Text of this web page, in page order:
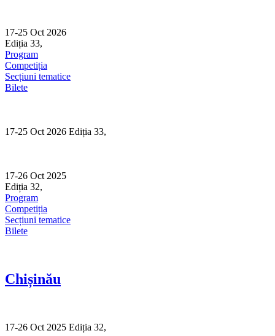
content
17-25 Oct 2026
Ediția 33,
Program
Competiția
Secțiuni tematice
Bilete
17-25 Oct 2026 Ediția 33,
17-26 Oct 2025
Ediția 32,
Program
Competiția
Secțiuni tematice
Bilete
Chișinău
17-26 Oct 2025 Ediția 32,